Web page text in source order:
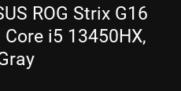
ROG Strix G16
i5 13450HX,